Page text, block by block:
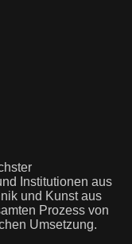
Institutionen aus
und Kunst aus
Prozess von
Umsetzung.